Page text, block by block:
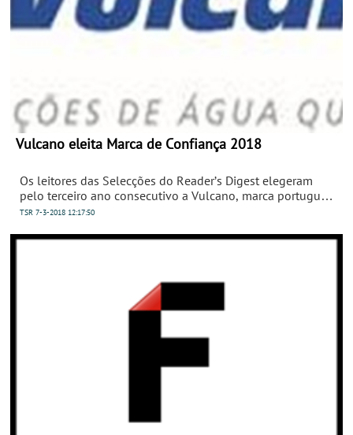
Vulcano eleita Marca de Confiança 2018
Os leitores das Selecções do Reader’s Digest elegeram
pelo terceiro ano consecutivo a Vulcano, marca portuguesa
líder em soluções de Água Quente e Solar Térmico, como
TSR 7-3-2018 12:17:50